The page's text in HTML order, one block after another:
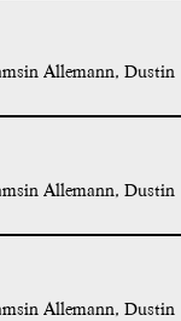
Allemann, Dustin
Allemann, Dustin
Allemann, Dustin